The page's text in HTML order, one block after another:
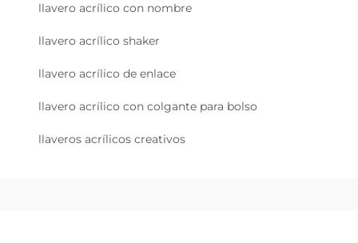
llavero acrílico con nombre
llavero acrílico shaker
llavero acrílico de enlace
llavero acrílico con colgante para bolso
llaveros acrílicos creativos